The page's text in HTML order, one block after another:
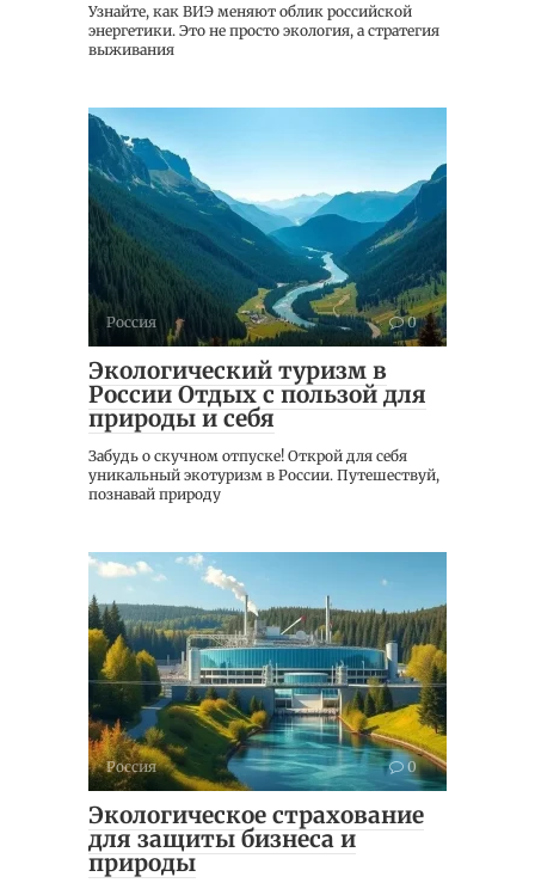
Узнайте, как ВИЭ меняют облик российской
энергетики. Это не просто экология, а стратегия
выживания
Россия 0
Экологический туризм в
России Отдых с пользой для
природы и себя
Забудь о скучном отпуске! Открой для себя
уникальный экотуризм в России. Путешествуй,
познавай природу
Россия 0
Экологическое страхование
для защиты бизнеса и
природы